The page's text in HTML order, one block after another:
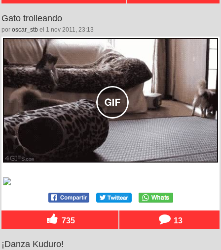
Gato trolleando
por oscar_stb el 1 nov 2011, 23:13
735 13
¡Danza Kuduro!